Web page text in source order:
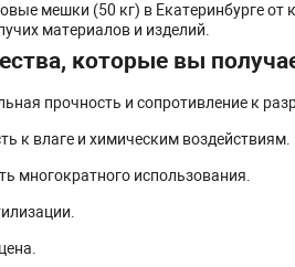
мешки (50 кг) в Екатеринбурге от
материалов и изделий.
которые вы
прочность и сопротивление к
к влаге и химическим воздействиям.
многократного использования.